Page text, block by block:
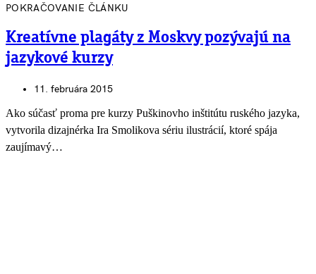
POKRAČOVANIE ČLÁNKU
Kreatívne plagáty z Moskvy pozývajú na
jazykové kurzy
11. februára 2015
Ako súčasť proma pre kurzy Puškinovho inštitútu ruského jazyka,
vytvorila dizajnérka Ira Smolikova sériu ilustrácií, ktoré spája
zaujímavý…